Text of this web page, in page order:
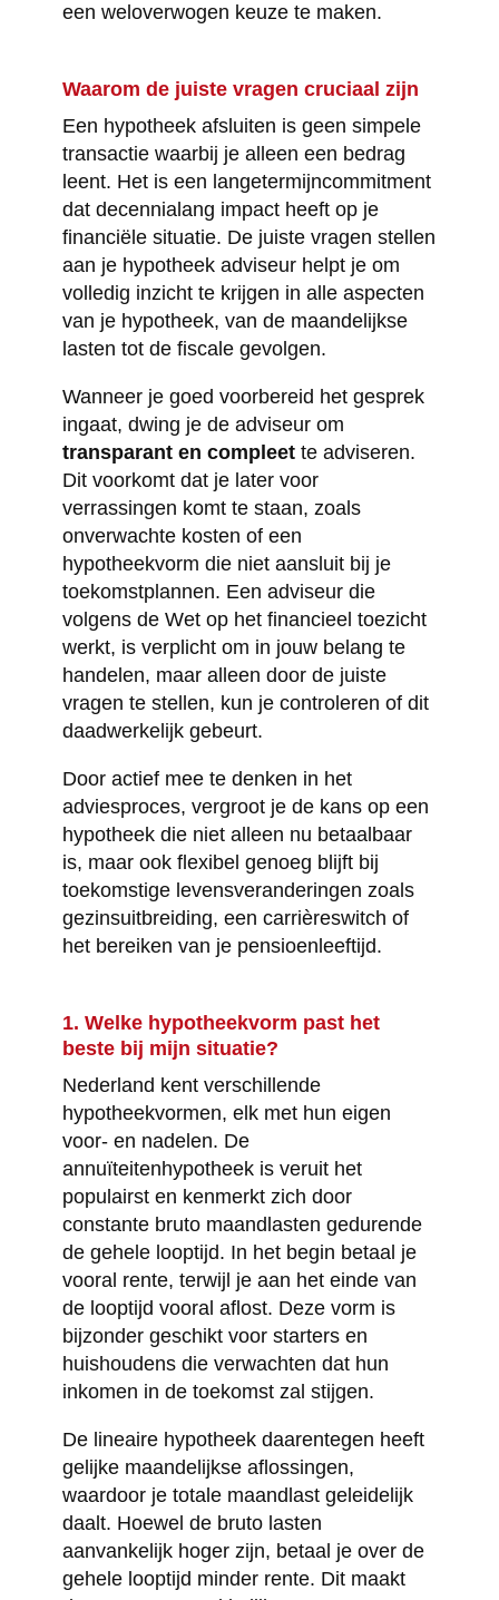
een weloverwogen keuze te maken.
Waarom de juiste vragen cruciaal zijn
Een hypotheek afsluiten is geen simpele
transactie waarbij je alleen een bedrag
leent. Het is een langetermijncommitment
dat decennialang impact heeft op je
financiële situatie. De juiste vragen stellen
aan je hypotheek adviseur helpt je om
volledig inzicht te krijgen in alle aspecten
van je hypotheek, van de maandelijkse
lasten tot de fiscale gevolgen.
Wanneer je goed voorbereid het gesprek
ingaat, dwing je de adviseur om
transparant en compleette adviseren.
Dit voorkomt dat je later voor
verrassingen komt te staan, zoals
onverwachte kosten of een
hypotheekvorm die niet aansluit bij je
toekomstplannen. Een adviseur die
volgens de Wet op het financieel toezicht
werkt, is verplicht om in jouw belang te
handelen, maar alleen door de juiste
vragen te stellen, kun je controleren of dit
daadwerkelijk gebeurt.
Door actief mee te denken in het
adviesproces, vergroot je de kans op een
hypotheek die niet alleen nu betaalbaar
is, maar ook flexibel genoeg blijft bij
toekomstige levensveranderingen zoals
gezinsuitbreiding, een carrièreswitch of
het bereiken van je pensioenleeftijd.
1. Welke hypotheekvorm past het
beste bij mijn situatie?
Nederland kent verschillende
hypotheekvormen, elk met hun eigen
voor- en nadelen. De
annuïteitenhypotheek is veruit het
populairst en kenmerkt zich door
constante bruto maandlasten gedurende
de gehele looptijd. In het begin betaal je
vooral rente, terwijl je aan het einde van
de looptijd vooral aflost. Deze vorm is
bijzonder geschikt voor starters en
huishoudens die verwachten dat hun
inkomen in de toekomst zal stijgen.
De lineaire hypotheek daarentegen heeft
gelijke maandelijkse aflossingen,
waardoor je totale maandlast geleidelijk
daalt. Hoewel de bruto lasten
aanvankelijk hoger zijn, betaal je over de
gehele looptijd minder rente. Dit maakt